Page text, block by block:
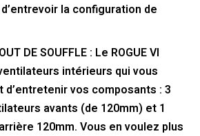
la configuration de
DE SOUFFLE : Le ROGUE VI
intérieurs qui vous
vos composants : 3
avants (de 120mm) et 1
120mm. Vous en voulez plus